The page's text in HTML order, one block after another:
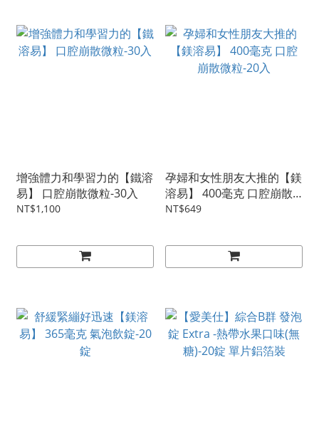
增強體力和學習力的【鐵溶
易】 口腔崩散微粒-30入
NT$1,100
孕婦和女性朋友大推的【鎂
溶易】 400毫克 口腔崩散
微粒-20入
NT$649